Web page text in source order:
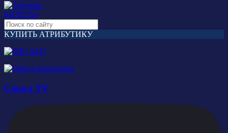
БИЛЕТЫ
КУПИТЬ АТРИБУТИКУ
Сокол TV